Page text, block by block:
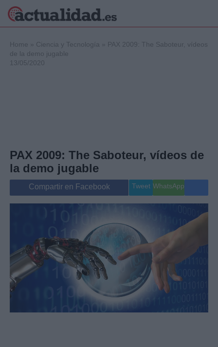
Internacional
Viajes
Musica
Home » Ciencia y Tecnología » PAX 2009: The Saboteur, vídeos
de la demo jugable
13/05/2020
PAX 2009: The Saboteur, vídeos de
la demo jugable
Compartir en Facebook Tweet WhatsApp